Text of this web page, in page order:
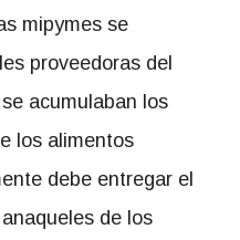
mipymes se
proveedoras del
acumulaban los
los alimentos
debe entregar el
de los